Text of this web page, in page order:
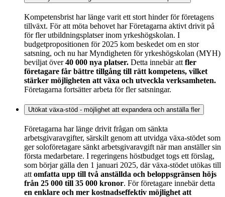
Kompetensbrist har länge varit ett stort hinder för företagens
tillväxt. För att möta behovet har Företagarna aktivt drivit på
för fler utbildningsplatser inom yrkeshögskolan. I
budgetpropositionen för 2025 kom beskedet om en stor
satsning, och nu har Myndigheten för yrkeshögskolan (MYH)
beviljat över40 000 nya platser. Detta innebär att fler
företagare får bättre tillgång till rätt kompetens, vilket
stärker möjligheten att växa och utveckla verksamheten.
Företagarna fortsätter arbeta för fler satsningar.
Utökat växa-stöd - möjlighet att expandera och anställa fler
Företagarna har länge drivit frågan om sänkta
arbetsgivaravgifter, särskilt genom att utvidga växa-stödet som
ger soloföretagare sänkt arbetsgivaravgift när man anställer sin
första medarbetare. I regeringens höstbudget togs ett förslag,
som börjar gälla den 1 januari 2025, där växa-stödet utökas till
att omfatta upp till två anställda och beloppsgränsen höjs
från 25 000 till 35 000 kronor. För företagare innebär detta
en enklare och mer kostnadseffektiv möjlighet att